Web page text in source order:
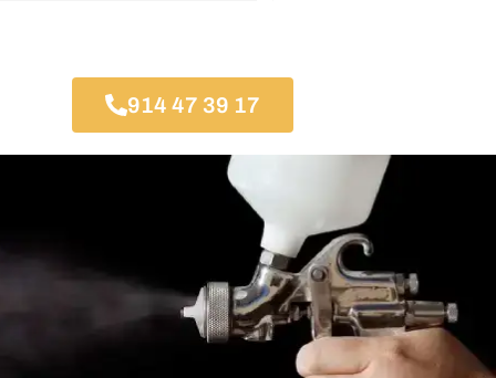
914 47 39 17